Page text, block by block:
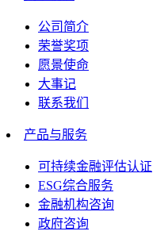
公司简介
荣誉奖项
愿景使命
大事记
联系我们
产品与服务
可持续金融评估认证
ESG综合服务
金融机构咨询
政府咨询